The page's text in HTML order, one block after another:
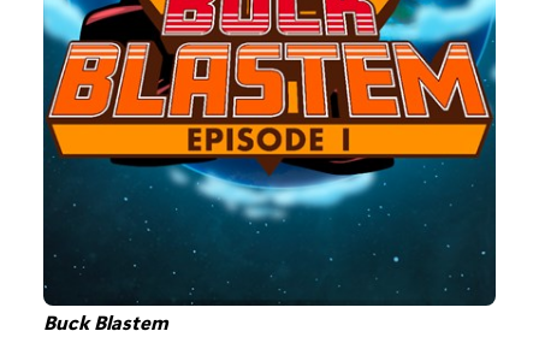
Buck Blastem